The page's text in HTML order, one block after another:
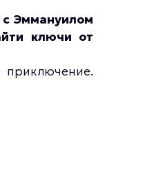
Эммануилом
ключи от